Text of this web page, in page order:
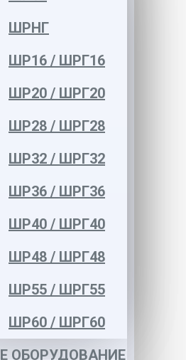
ШРНГ
ШР16 / ШРГ16
ШР20 / ШРГ20
ШР28 / ШРГ28
ШР32 / ШРГ32
ШР36 / ШРГ36
ШР40 / ШРГ40
ШР48 / ШРГ48
ШР55 / ШРГ55
ШР60 / ШРГ60
ОБОРУДОВАНИЕ